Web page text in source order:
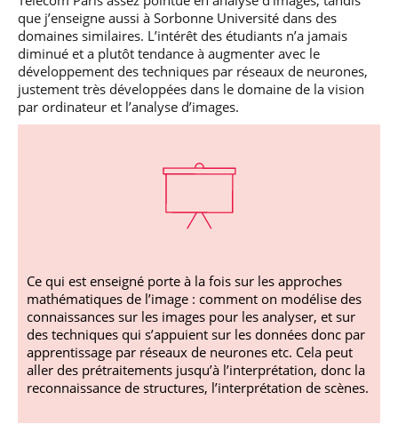
que j’enseigne aussi à Sorbonne Université dans des
domaines similaires. L’intérêt des étudiants n’a jamais
diminué et a plutôt tendance à augmenter avec le
développement des techniques par réseaux de neurones,
justement très développées dans le domaine de la vision
par ordinateur et l’analyse d’images.
Ce qui est enseigné porte à la fois sur les approches
mathématiques de l’image : comment on modélise des
connaissances sur les images pour les analyser, et sur
des techniques qui s’appuient sur les données donc par
apprentissage par réseaux de neurones etc. Cela peut
aller des prétraitements jusqu’à l’interprétation, donc la
reconnaissance de structures, l’interprétation de scènes.